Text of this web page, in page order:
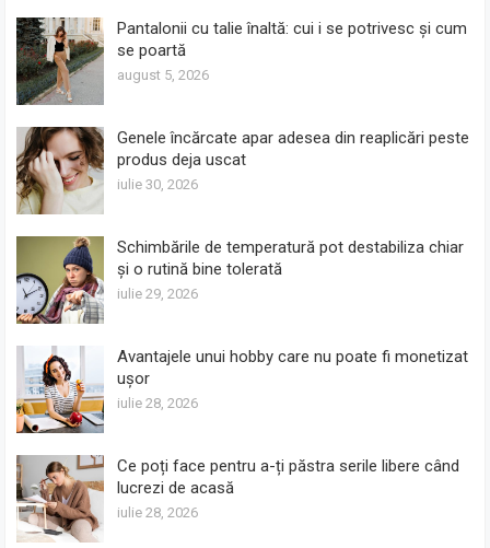
Pantalonii cu talie înaltă: cui i se potrivesc și cum
se poartă
august 5, 2026
Genele încărcate apar adesea din reaplicări peste
produs deja uscat
iulie 30, 2026
Schimbările de temperatură pot destabiliza chiar
și o rutină bine tolerată
iulie 29, 2026
Avantajele unui hobby care nu poate fi monetizat
ușor
iulie 28, 2026
Ce poți face pentru a-ți păstra serile libere când
lucrezi de acasă
iulie 28, 2026